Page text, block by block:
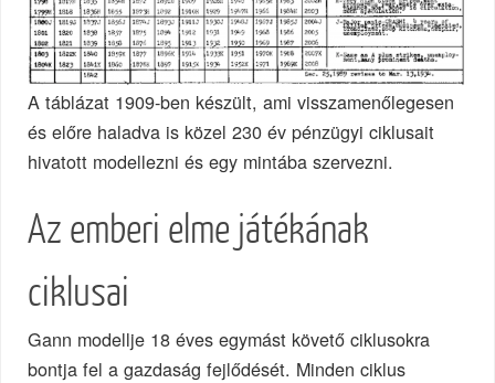
A táblázat 1909-ben készült, ami visszamenőlegesen
és előre haladva is közel 230 év pénzügyi ciklusait
hivatott modellezni és egy mintába szervezni.
Az emberi elme játékának
ciklusai
Gann modellje 18 éves egymást követő ciklusokra
bontja fel a gazdaság fejlődését. Minden ciklus